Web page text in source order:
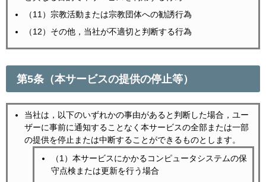
（11）宗教活動または宗教団体への勧誘行為
（12）その他，当社が不適切と判断する行為
第5条（本サービスの提供の停止等）
当社は，以下のいずれかの事由があると判断した場合，ユー
ザーに事前に通知することなく本サービスの全部または一部
の提供を停止または中断することができるものとします。
（1）本サービスにかかるコンピュータシステムの保
守点検または更新を行う場合